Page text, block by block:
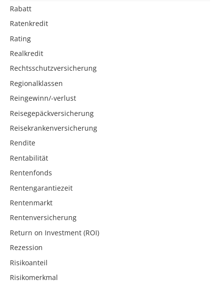
Rabatt
Ratenkredit
Rating
Realkredit
Rechtsschutzversicherung
Regionalklassen
Reingewinn/-verlust
Reisegepäckversicherung
Reisekrankenversicherung
Rendite
Rentabilität
Rentenfonds
Rentengarantiezeit
Rentenmarkt
Rentenversicherung
Return on Investment (ROI)
Rezession
Risikoanteil
Risikomerkmal